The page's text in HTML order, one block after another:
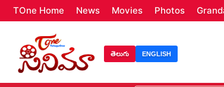
TOne Home News Movies Photos
తెలుగు ENGLISH